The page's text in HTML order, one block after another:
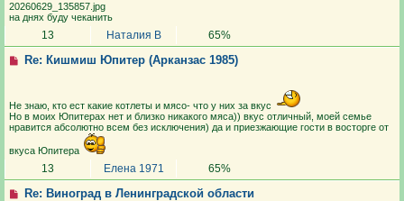
20260629_135857.jpg
на днях буду чеканить
13 Наталия В 65%
Re: Кишмиш Юпитер (Арканзас 1985)
Не знаю, кто ест какие котлеты и мясо- что у них за вкус
Но в моих Юпитерах нет и близко никакого мяса)) вкус отличный, моей семье
нравится абсолютно всем без исключения) да и приезжающие гости в восторге от
вкуса Юпитера
13 Елена 1971 65%
Re: Виноград в Ленинградской области